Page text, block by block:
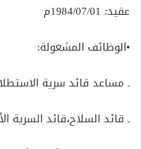
عقيد: 1984/07/01م
•الوظائف المشغولة:
ـ مساعد قائد سرية الاستطلاع الأولى
ـ قائد السلاح،قائد السرية